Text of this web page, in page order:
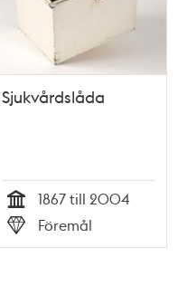
Sjukvårdslåda
Tid
1867 till 2004
Typ
Föremål